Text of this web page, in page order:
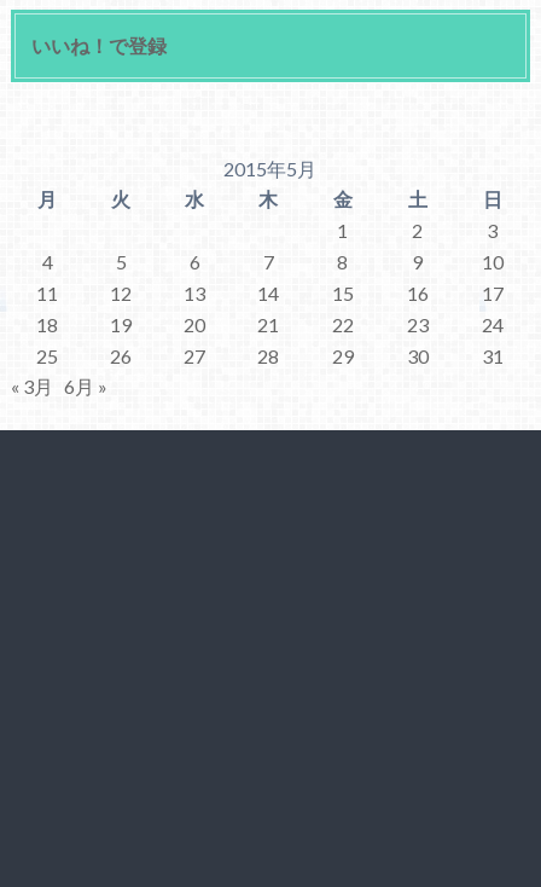
いいね！で登録
2015年5月
月
火 水 木 金 土
日
1
2
3
4
5 6 7 8 9
10
11
12 13 14 15 16
17
18
19 20 21 22 23
24
25
26 27 28 29 30
31
« 3月
6月 »